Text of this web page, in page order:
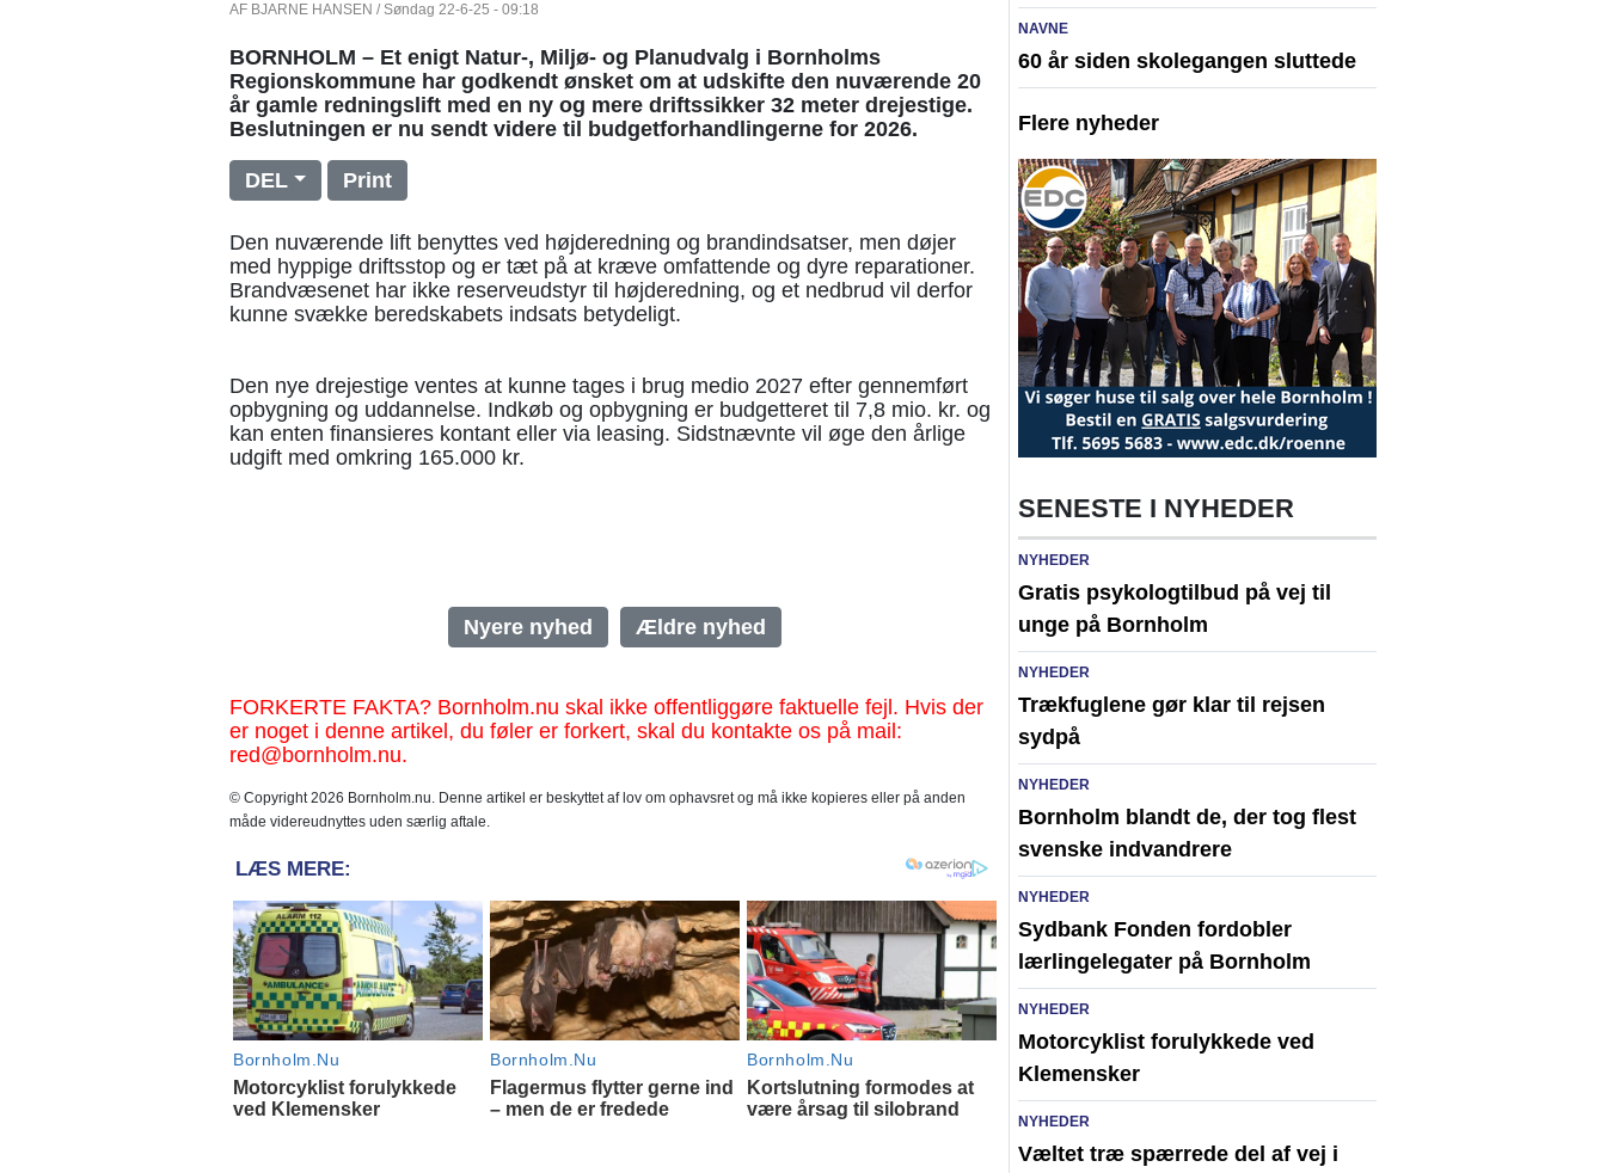
AF BJARNE HANSEN / Søndag 22-6-25 - 09:18
BORNHOLM – Et enigt Natur-, Miljø- og Planudvalg i Bornholms
Regionskommune har godkendt ønsket om at udskifte den nuværende 20
år gamle redningslift med en ny og mere driftssikker 32 meter drejestige.
Beslutningen er nu sendt videre til budgetforhandlingerne for 2026.
DEL Print
Den nuværende lift benyttes ved højderedning og brandindsatser, men døjer
med hyppige driftsstop og er tæt på at kræve omfattende og dyre reparationer.
Brandvæsenet har ikke reserveudstyr til højderedning, og et nedbrud vil derfor
kunne svække beredskabets indsats betydeligt.
Den nye drejestige ventes at kunne tages i brug medio 2027 efter gennemført
opbygning og uddannelse. Indkøb og opbygning er budgetteret til 7,8 mio. kr. og
kan enten finansieres kontant eller via leasing. Sidstnævnte vil øge den årlige
udgift med omkring 165.000 kr.
Nyere nyhed Ældre nyhed
FORKERTE FAKTA? Bornholm.nu skal ikke offentliggøre faktuelle fejl. Hvis der
er noget i denne artikel, du føler er forkert, skal du kontakte os på mail:
red@bornholm.nu.
© Copyright 2026 Bornholm.nu. Denne artikel er beskyttet af lov om ophavsret og må ikke kopieres eller på anden
måde videreudnyttes uden særlig aftale.
NAVNE
60 år siden skolegangen sluttede
Flere nyheder
SENESTE I NYHEDER
NYHEDER
Gratis psykologtilbud på vej til
unge på Bornholm
NYHEDER
Trækfuglene gør klar til rejsen
sydpå
NYHEDER
Bornholm blandt de, der tog flest
svenske indvandrere
NYHEDER
Sydbank Fonden fordobler
lærlingelegater på Bornholm
NYHEDER
Motorcyklist forulykkede ved
Klemensker
NYHEDER
Væltet træ spærrede del af vej i